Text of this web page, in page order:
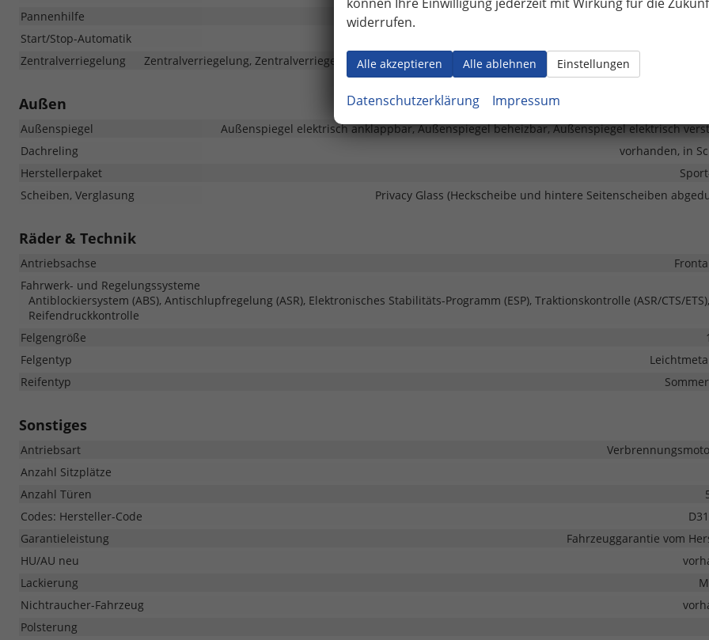
Pannenhilfe
Start/Stop-Automatik
Zentralverriegelung
Zentralverriegelung, Zentralverriegelung mit Funkfernbedienung, Schlüssellose Zentralverriegelung
Außen
Außenspiegel
Außenspiegel elektrisch anklappbar, Außenspiegel beheizbar, Außenspiegel elektrisch
Dachreling
vorhanden, in
Herstellerpaket
Scheiben, Verglasung
Privacy Glass (Heckscheibe und hintere Seitenscheiben
Räder & Technik
Antriebsachse
Fahrwerk- und Regelungssysteme
Antiblockiersystem (ABS), Antischlupfregelung (ASR), Elektronisches Stabilitäts-Programm (ESP), Traktionskontrolle (ASR/CTS/ETS),
Reifendruckkontrolle
Felgengröße
Felgentyp
Reifentyp
Sonstiges
Antriebsart
Anzahl Sitzplätze
Anzahl Türen
Codes: Hersteller-Code
Garantieleistung
Fahrzeuggarantie vom
HU/AU neu
Lackierung
Nichtraucher-Fahrzeug
Polsterung
widerrufen.
Alle akzeptieren Alle ablehnen Einstellungen
Datenschutzerklärung Impressum